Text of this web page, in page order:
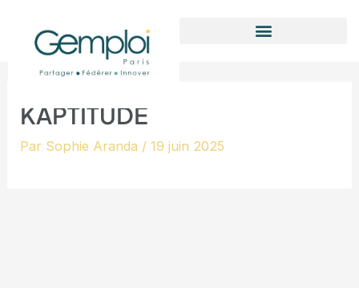
contenu
KAPTITUDE
Par Sophie Aranda /19 juin 2025